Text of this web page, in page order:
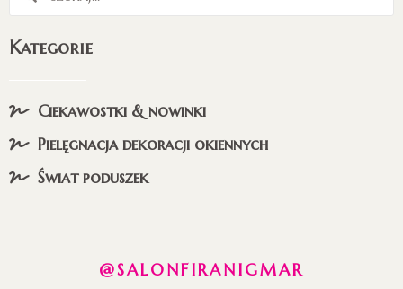
Kategorie
Ciekawostki & nowinki
Pielęgnacja dekoracji okiennych
Świat poduszek
@SALONFIRANIGMAR